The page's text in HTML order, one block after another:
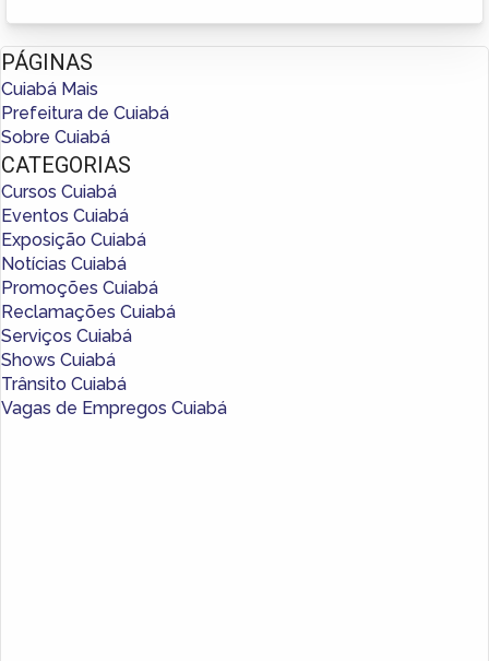
PÁGINAS
Cuiabá Mais
Prefeitura de Cuiabá
Sobre Cuiabá
CATEGORIAS
Cursos Cuiabá
Eventos Cuiabá
Exposição Cuiabá
Notícias Cuiabá
Promoções Cuiabá
Reclamações Cuiabá
Serviços Cuiabá
Shows Cuiabá
Trânsito Cuiabá
Vagas de Empregos Cuiabá